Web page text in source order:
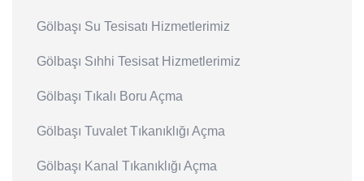
Gölbaşı Su Tesisatı Hizmetlerimiz
Gölbaşı Sıhhi Tesisat Hizmetlerimiz
Gölbaşı Tıkalı Boru Açma
Gölbaşı Tuvalet Tıkanıklığı Açma
Gölbaşı Kanal Tıkanıklığı Açma